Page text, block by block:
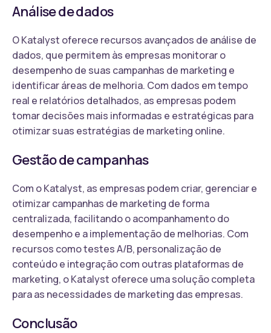
Análise de dados
O Katalyst oferece recursos avançados de análise de
dados, que permitem às empresas monitorar o
desempenho de suas campanhas de marketing e
identificar áreas de melhoria. Com dados em tempo
real e relatórios detalhados, as empresas podem
tomar decisões mais informadas e estratégicas para
otimizar suas estratégias de marketing online.
Gestão de campanhas
Com o Katalyst, as empresas podem criar, gerenciar e
otimizar campanhas de marketing de forma
centralizada, facilitando o acompanhamento do
desempenho e a implementação de melhorias. Com
recursos como testes A/B, personalização de
conteúdo e integração com outras plataformas de
marketing, o Katalyst oferece uma solução completa
para as necessidades de marketing das empresas.
Conclusão